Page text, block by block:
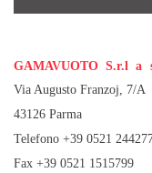
GAMAVUOTO S.r.l a
Via Augusto Franzoj, 7/A
43126 Parma
Telefono +39 0521
Fax +39 0521 1515799